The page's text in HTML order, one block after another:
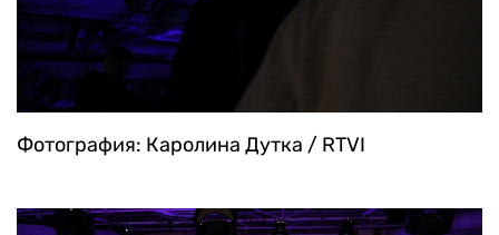
Фотография: Каролина Дутка / RTVI